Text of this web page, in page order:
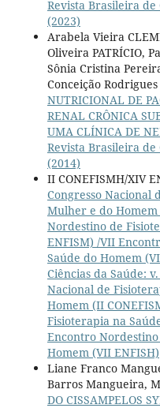
Revista Brasileira de
(2023)
Arabela Vieira
Oliveira PATRÍCIO,
Sônia Cristina
Conceição Rodrigues
NUTRICIONAL DE
RENAL CRÔNICA
UMA CLÍNICA DE
Revista Brasileira de
(2014)
II CONEFISMH/XIV
Congresso Nacional
Mulher e do Homem
Nordestino de
ENFISM) /VII
Saúde do Homem
Ciências da Saúde:
Nacional de
Homem (II
Fisioterapia na
Encontro
Homem (VII ENFISH)
Liane Franco
Barros Mangueira,
DO CISSAMPELOS